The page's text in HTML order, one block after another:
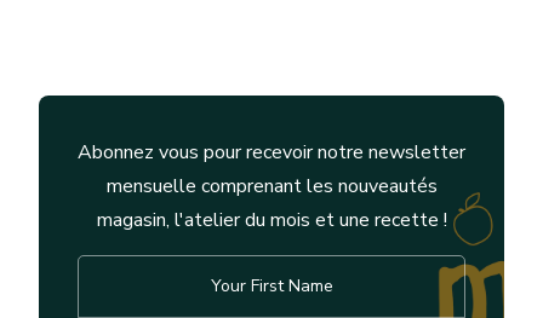
Abonnez vous pour recevoir notre newsletter
mensuelle comprenant les nouveautés
magasin, l'atelier du mois et une recette !